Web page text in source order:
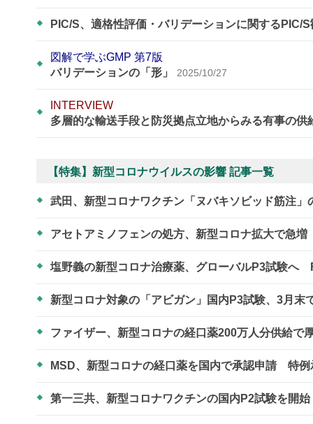
PIC/S、適格性評価・バリデーションに関するPIC/
図解で学ぶGMP 第7版
バリデーションの「形」
2025/10/27
INTERVIEW
多層的な輸送手段と防災拠点立地からみる有事の
【特集】新型コロナウイルスの影響 記事一覧
武田、新型コロナワクチン「ヌバキソビッド筋注
アセトアミノフェンの処方、新型コロナ拡大で急
塩野義の新型コロナ治療薬、グローバルP3試験へ
新型コロナ対象の「アビガン」国内P3試験、3月
ファイザー、新型コロナの経口薬200万人分供給で
MSD、新型コロナの経口薬を国内で承認申請 特
第一三共、新型コロナワクチンの国内P2試験を開始